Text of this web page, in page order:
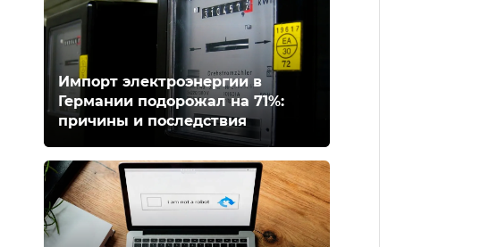
Импорт электроэнергии в
Германии подорожал на 71%:
причины и последствия